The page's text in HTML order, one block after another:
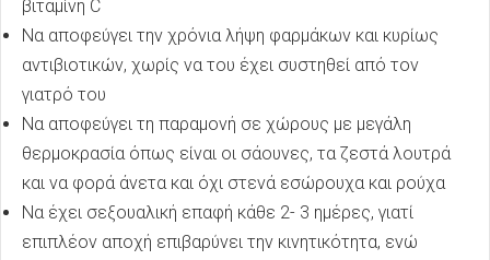
βιταμίνη C
Να αποφεύγει την χρόνια λήψη φαρμάκων και κυρίως
αντιβιοτικών, χωρίς να του έχει συστηθεί από τον
γιατρό του
Να αποφεύγει τη παραμονή σε χώρους με μεγάλη
θερμοκρασία όπως είναι οι σάουνες, τα ζεστά λουτρά
και να φορά άνετα και όχι στενά εσώρουχα και ρούχα
Να έχει σεξουαλική επαφή κάθε 2- 3 ημέρες, γιατί
επιπλέον αποχή επιβαρύνει την κινητικότητα, ενώ